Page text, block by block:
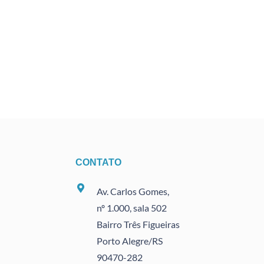
CONTATO
Av. Carlos Gomes,
nº 1.000, sala 502
Bairro Três Figueiras
Porto Alegre/RS
90470-282